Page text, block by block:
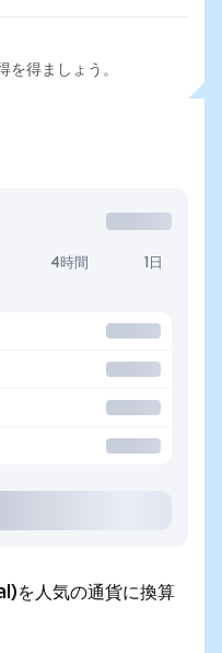
を得ましょう。
4時間 1日
人気の通貨に換算